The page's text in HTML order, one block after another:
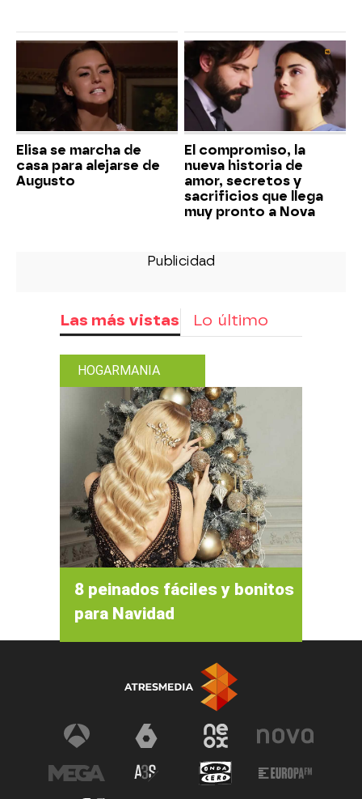
Elisa se marcha de
casa para alejarse de
Augusto
El compromiso, la
nueva historia de
amor, secretos y
sacrificios que llega
muy pronto a Nova
Las más vistas Lo último
HOGARMANIA
8 peinados fáciles y bonitos
para Navidad